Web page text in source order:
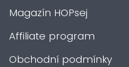
Magazín HOPsej
Affiliate program
Obchodní podmínky